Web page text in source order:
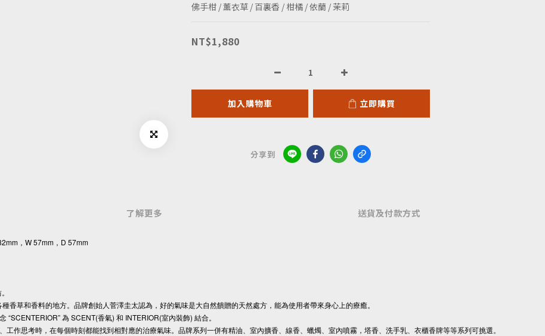
佛手柑 / 薰衣草 / 百裏香 / 柑橘 / 依蘭 / 茉莉
NT$1,880
加入購物車 立即購買
分享到
了解更多 送貨及付款方式
，W 57mm，D 57mm
香草和香料的地方。品牌創始人菅澤圭太認為，好的氣味是大自然饋贈的天然處方，能為使用者帶來身心上的療癒。
為 SCENT(香氣) 和 INTERIOR(室內裝飾) 結合。
作思考時，在每個時刻都能找到相對應的治療氣味。品牌系列一併有精油、室內擴香、線香、蠟燭、室內噴霧，塔香、洗手乳、衣櫃香牌等等系列可挑選。